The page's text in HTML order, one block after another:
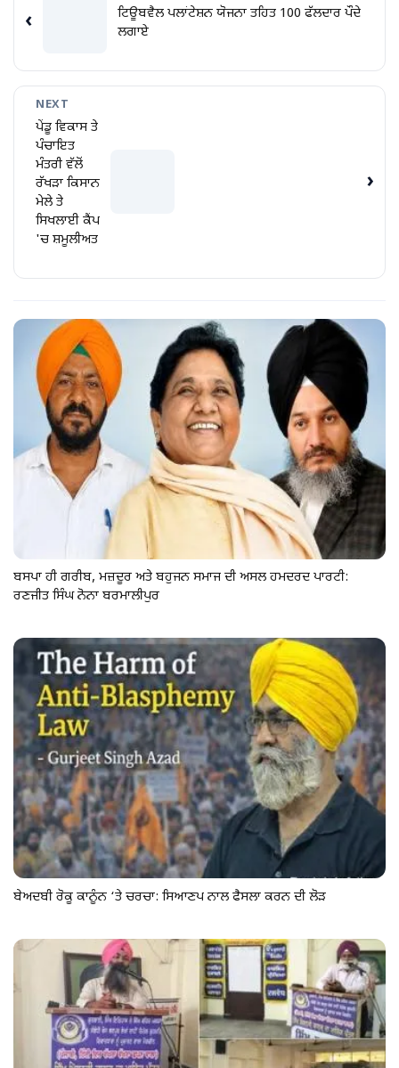
‹
ਟਿਊਬਵੈਲ ਪਲਾਂਟੇਸ਼ਨ ਯੋਜਨਾ ਤਹਿਤ 100 ਫੱਲਦਾਰ ਪੌਦੇ
ਲਗਾਏ
NEXT
ਪੇਂਡੂ ਵਿਕਾਸ ਤੇ
ਪੰਚਾਇਤ
ਮੰਤਰੀ ਵੱਲੋਂ
ਰੱਖੜਾ ਕਿਸਾਨ
ਮੇਲੇ ਤੇ
ਸਿਖਲਾਈ ਕੈਂਪ
'ਚ ਸ਼ਮੂਲੀਅਤ
›
ਬਸਪਾ ਹੀ ਗਰੀਬ, ਮਜ਼ਦੂਰ ਅਤੇ ਬਹੁਜਨ ਸਮਾਜ ਦੀ ਅਸਲ ਹਮਦਰਦ ਪਾਰਟੀ:
ਰਣਜੀਤ ਸਿੰਘ ਨੋਨਾ ਬਰਮਾਲੀਪੁਰ
ਬੇਅਦਬੀ ਰੋਕੂ ਕਾਨੂੰਨ ‘ਤੇ ਚਰਚਾ: ਸਿਆਣਪ ਨਾਲ ਫੈਸਲਾ ਕਰਨ ਦੀ ਲੋੜ